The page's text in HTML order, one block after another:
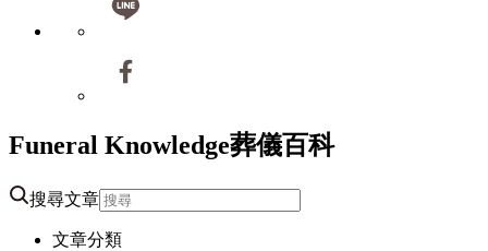
Funeral Knowledge葬儀百科
搜尋文章
文章分類